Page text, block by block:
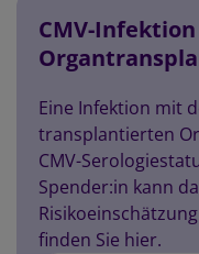
CMV-
Eine Infektion mit
transplantierten
CMV-
Spender:in kann
finden Sie hier.